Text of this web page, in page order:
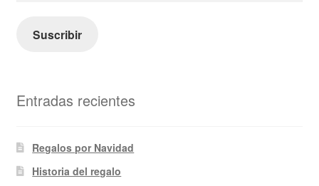
electrónico
Suscribir
Entradas recientes
Regalos por Navidad
Historia del regalo